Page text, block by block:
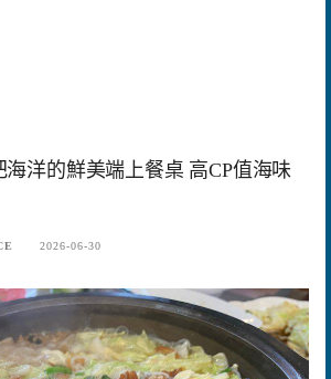
洋的鮮美端上餐桌 高CP值海味
2026-06-30